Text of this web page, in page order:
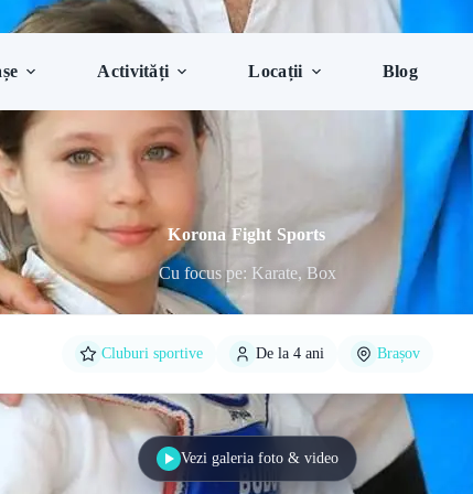
Activități Locații Blog
Korona Fight Sports
Cu focus pe: Karate, Box
Cluburi sportive De la 4 ani Brașov
Vezi galeria foto & video